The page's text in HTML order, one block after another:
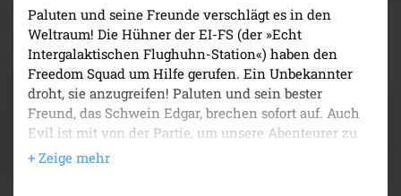
Paluten und seine Freunde verschlägt es in den
Weltraum! Die Hühner der EI-FS (der »Echt
Intergalaktischen Flughuhn-Station«) haben den
Freedom Squad um Hilfe gerufen. Ein Unbekannter
droht, sie anzugreifen! Paluten und sein bester
Freund, das Schwein Edgar, brechen sofort auf. Auch
Evil ist mit von der Partie, um unsere Abenteurer zu
unterstützen.